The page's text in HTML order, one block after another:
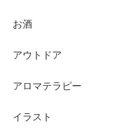
お酒
アウトドア
アロマテラピー
イラスト